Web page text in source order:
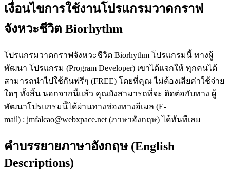
เงื่อนไขการใช้งานโปรแกรมวาดกราฟ
จังหวะชีวิต Biorhythm
โปรแกรมวาดกราฟจังหวะชีวิต Biorhythm โปรแกรมนี้ ทางผู้
พัฒนา โปรแกรม (Program Developer) เขาได้แจกให้ ทุกคนได้
สามารถนำไปใช้กันฟรีๆ (FREE) โดยที่คุณ ไม่ต้องเสียค่าใช้จ่าย
ใดๆ ทั้งสิ้น นอกจากนี้แล้ว คุณยังสามารถที่จะ ติดต่อกับทาง ผู้
พัฒนาโปรแกรมนี้ได้ผ่านทางช่องทางอีเมล (E-
mail) : jmfalcao@webxpace.net (ภาษาอังกฤษ) ได้ทันทีเลย
คำบรรยายภาษาอังกฤษ (English
Descriptions)